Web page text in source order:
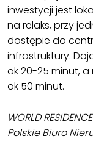
inwestycji jest
na relaks, przy
dostępie do
infrastruktury.
ok 20-25 minut,
ok 50 minut.
WORLD RESIDENCE
Polskie Biuro